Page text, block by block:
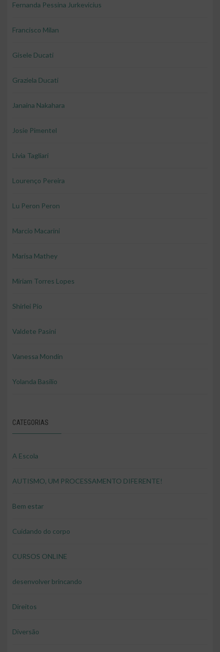
Fernanda Pessina Jurkevicius
Francisco Milan
Gisele Ducati
Graziela Ducati
Janaina Nakahara
Josie Pimentel
Livia Tagliari
Lourenço Pereira
Lu Peron Peron
Marcio Macarini
Marisa Mathey
Miriam Torres Lopes
Shirlei Pio
Valdete Pasini
Vanessa Mondin
Yolanda Basilio
CATEGORIAS
A Escola
AUTISMO, UM PROCESSAMENTO DIFERENTE!
Bem estar
Cuidando do corpo
CURSOS ONLINE
desenvolver brincando
Direitos
Diversão